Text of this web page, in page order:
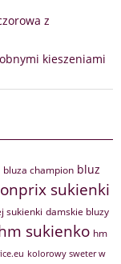
z
kieszeniami
bluza champion bluz
sukienki
sukienki damskie bluzy
sukienko hm
kolorowy sweter w